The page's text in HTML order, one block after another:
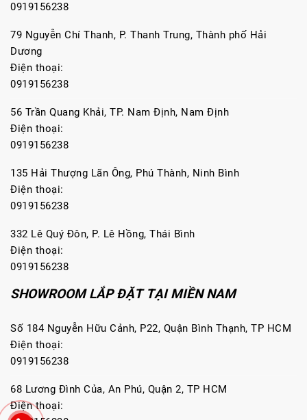
0919156238
79 Nguyễn Chí Thanh, P. Thanh Trung, Thành phố Hải
Dương
Điện thoại:
0919156238
56 Trần Quang Khải, TP. Nam Định, Nam Định
Điện thoại:
0919156238
135 Hải Thượng Lãn Ông, Phú Thành, Ninh Bình
Điện thoại:
0919156238
332 Lê Quý Đôn, P. Lê Hồng, Thái Bình
Điện thoại:
0919156238
SHOWROOM LẮP ĐẶT TẠI MIỀN NAM
Số 184 Nguyễn Hữu Cảnh, P22, Quận Bình Thạnh, TP HCM
Điện thoại:
0919156238
68 Lương Đình Của, An Phú, Quận 2, TP HCM
Điện thoại: